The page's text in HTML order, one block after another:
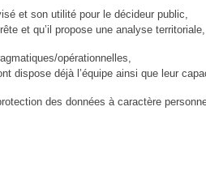
et son utilité pour le décideur public,
et qu’il propose une analyse territoriale,
opérationnelles,
dispose déjà l’équipe ainsi que leur
des données à caractère